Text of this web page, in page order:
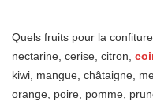
Quels fruits pour la
nectarine, cerise, citron,
kiwi, mangue, châtaigne,
orange, poire, pomme,